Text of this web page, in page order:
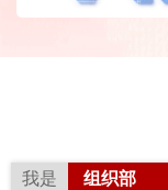
我是 组织部